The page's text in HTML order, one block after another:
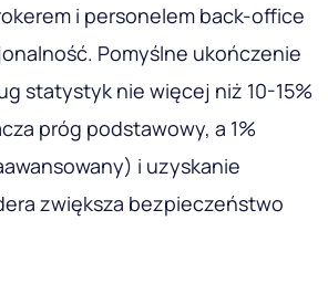
i personelem back-office
Pomyślne ukończenie
statystyk nie więcej niż 10-15%
próg podstawowy, a 1%
i uzyskanie
zwiększa bezpieczeństwo